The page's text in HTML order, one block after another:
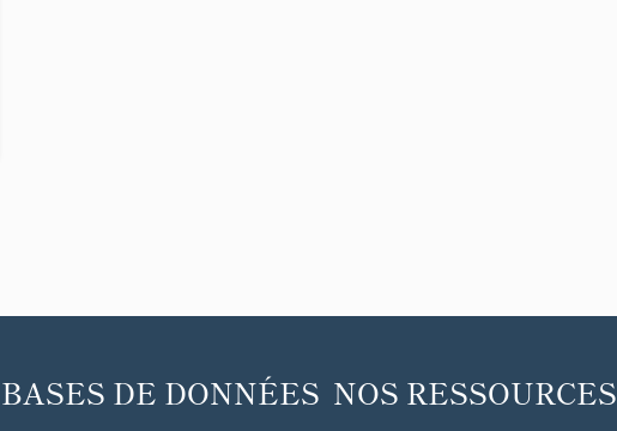
BASES DE DONNÉES NOS RESSOURCES